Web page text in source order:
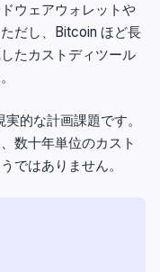
ウェアウォレットや
だし、Bitcoin ほど長
たカストディツール
的な計画課題です。
数十年単位のカスト
ではありません。